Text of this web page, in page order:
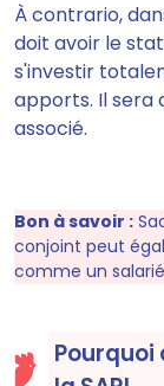
À contrario,
doit avoir le
s'investir
apports. Il
associé.
Bon à savoir :
conjoint peut
comme un
Pourquoi